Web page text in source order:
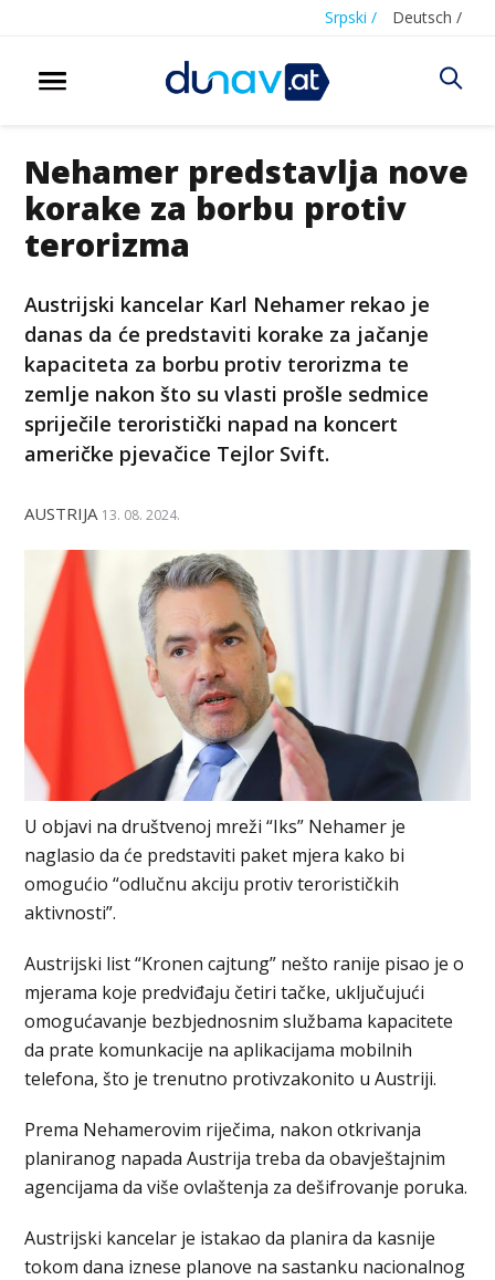
Srpski / Deutsch /
Nehamer predstavlja nove
korake za borbu protiv
terorizma
Austrijski kancelar Karl Nehamer rekao je
danas da će predstaviti korake za jačanje
kapaciteta za borbu protiv terorizma te
zemlje nakon što su vlasti prošle sedmice
spriječile teroristički napad na koncert
američke pjevačice Tejlor Svift.
AUSTRIJA 13. 08. 2024.
U objavi na društvenoj mreži “Iks” Nehamer je
naglasio da će predstaviti paket mjera kako bi
omogućio “odlučnu akciju protiv terorističkih
aktivnosti”.
Austrijski list “Kronen cajtung” nešto ranije pisao je o
mjerama koje predviđaju četiri tačke, uključujući
omogućavanje bezbjednosnim službama kapacitete
da prate komunkacije na aplikacijama mobilnih
telefona, što je trenutno protivzakonito u Austriji.
Prema Nehamerovim riječima, nakon otkrivanja
planiranog napada Austrija treba da obavještajnim
agencijama da više ovlaštenja za dešifrovanje poruka.
Austrijski kancelar je istakao da planira da kasnije
tokom dana iznese planove na sastanku nacionalnog